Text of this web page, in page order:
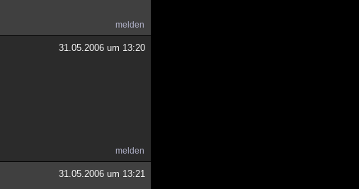
melden
31.05.2006 um 13:20
melden
31.05.2006 um 13:21